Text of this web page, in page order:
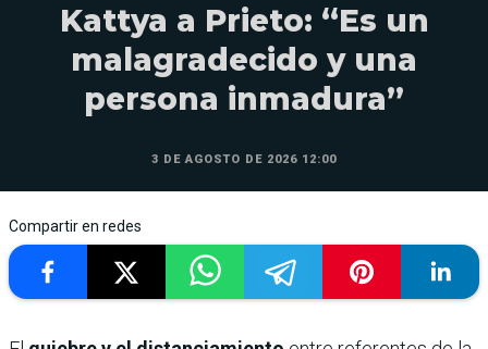
Kattya a Prieto: “Es un
malagradecido y una
persona inmadura”
3 DE AGOSTO DE 2026 12:00
Compartir en redes